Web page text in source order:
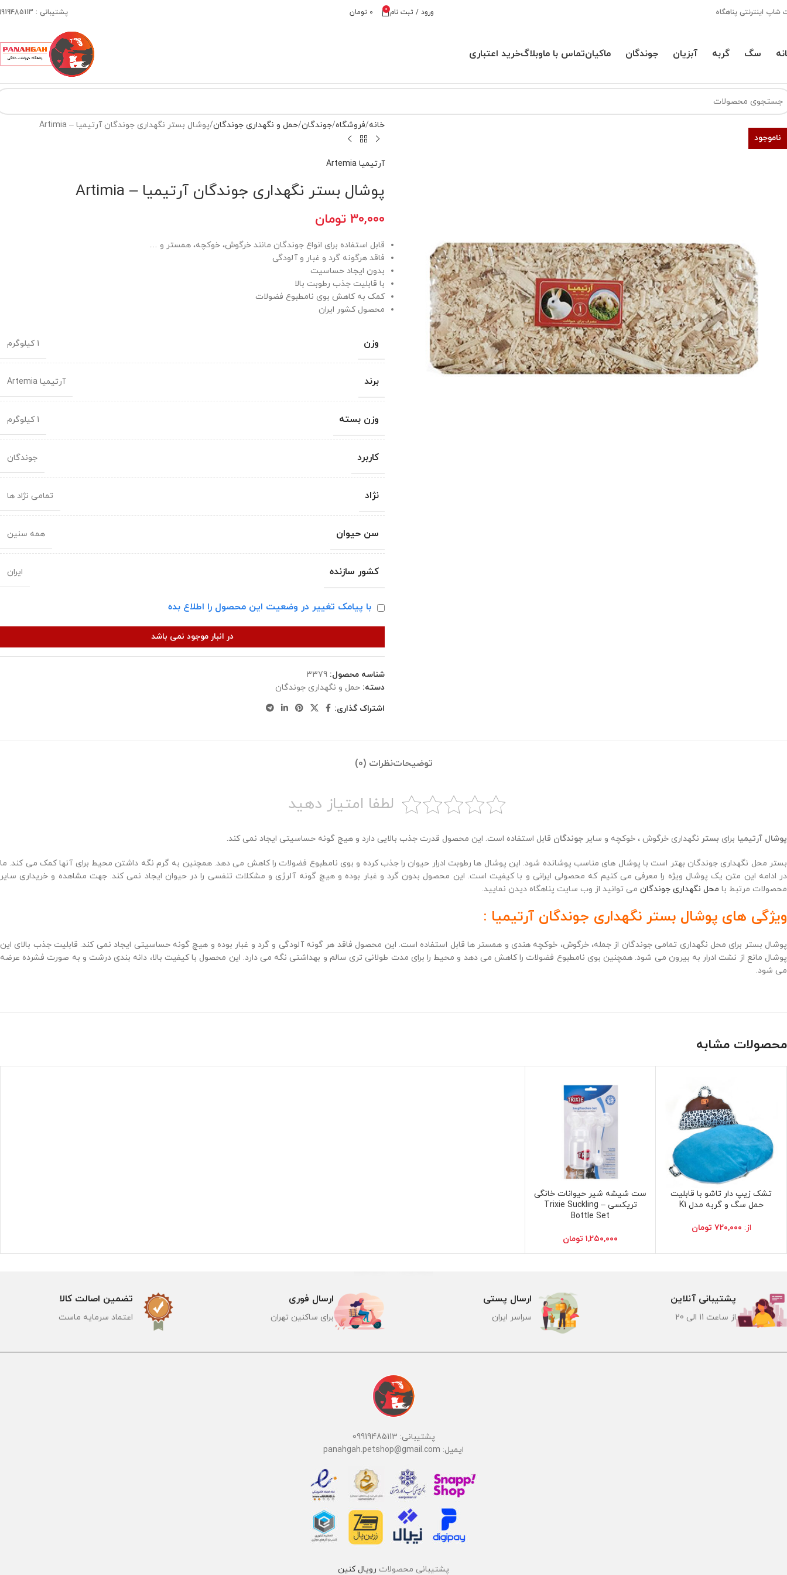
شاپ اینترنتی پناهگاه ورود / ثبت نام 0 ۰ تومان پشتیبانی : 09919485113
سگ گربه آبزیان جوندگان ماکیانتماس با ماوبلاگخرید اعتباری
ناموجود
خانه فروشگاه جوندگان حمل و نگهداری جوندگان پوشال بستر نگهداری جوندگان آرتیمیا – Artimia
آرتیمیا Artemia
پوشال بستر نگهداری جوندگان آرتیمیا – Artimia
۳۰,۰۰۰ تومان
قابل استفاده برای انواع جوندگان مانند خرگوش، خوکچه، همستر و …
فاقد هرگونه گرد و غبار و آلودگی
بدون ایجاد حساسیت
با قابلیت جذب رطوبت بالا
کمک به کاهش بوی نامطبوع فضولات
محصول کشور ایران
وزن 1 کیلوگرم
برند آرتیمیا Artemia
وزن بسته 1 کیلوگرم
کاربرد جوندگان
نژاد تمامی نژاد ها
سن حیوان همه سنین
کشور سازنده ایران
با پیامک تغییر در وضعیت این محصول را اطلاع بده
در انبار موجود نمی باشد
شناسه محصول: 3379
دسته: حمل و نگهداری جوندگان
اشتراک گذاری:
توضیحاتنظرات (0)
لطفا امتیاز دهید
پوشال آرتیمیا برای بستر نگهداری خرگوش ، خوکچه و سایر جوندگان قابل استفاده است. این محصول قدرت جذب بالایی دارد و هیچ گونه حساسیتی ایجاد نمی کند.
بستر محل نگهداری جوندگان بهتر است با پوشال های مناسب پوشانده شود. این پوشال ها رطوبت ادرار حیوان را جذب کرده و بوی نامطبوع فضولات را کاهش می دهد. همچنین به گرم نگه داشتن محیط برای آنها کمک می کند. ما
در ادامه این متن یک پوشال ویژه را معرفی می کنیم که محصولی ایرانی و با کیفیت است. این محصول بدون گرد و غبار بوده و هیچ گونه آلرژی و مشکلات تنفسی را در حیوان ایجاد نمی کند. جهت مشاهده و خریداری سایر
محصولات مرتبط با محل نگهداری جوندگان می توانید از وب سایت پناهگاه دیدن نمایید.
ویژگی های پوشال بستر نگهداری جوندگان آرتیمیا :
پوشال بستر برای محل نگهداری تمامی جوندگان از جمله، خرگوش، خوکچه هندی و همستر ها قابل استفاده است. این محصول فاقد هر گونه آلودگی و گرد و غبار بوده و هیچ گونه حساسیتی ایجاد نمی کند. قابلیت جذب بالای این
پوشال مانع از نشت ادرار به بیرون می شود. همچنین بوی نامطبوع فضولات را کاهش می دهد و محیط را برای مدت طولانی تری سالم و بهداشتی نگه می دارد. این محصول با کیفیت بالا، دانه بندی درشت و به صورت فشرده عرضه
می شود.
محصولات مشابه
انتخاب گزینه ها
تشک زیپ دار تاشو با قابلیت
حمل سگ و گربه مدل K1
از: ۷۲۰,۰۰۰ تومان
افزودن به سبد خرید
ست شیشه شیر حیوانات خانگی
تریکسی – Trixie Suckling
Bottle Set
۱,۲۵۰,۰۰۰ تومان
تضمین اصالت کالا
اعتماد سرمایه ماست
ارسال فوری
برای ساکنین تهران
ارسال پستی
سراسر ایران
پشتیبانی آنلاین
از ساعت 11 الی 20
پشتیبانی: 09919485113
ایمیل: panahgah.petshop@gmail.com
پشتیبانی محصولات رویال کنین